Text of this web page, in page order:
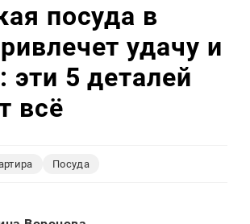
посуда в
удачу и
эти 5 деталей
всё
Посуда